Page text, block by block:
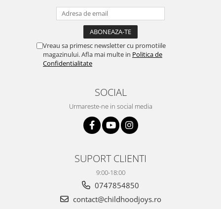
Vreau sa primesc newsletter cu promotiile
magazinului. Afla mai multe in Politica de
Confidentialitate
SOCIAL
Urmareste-ne in social media
SUPORT CLIENTI
9:00-18:00
0747854850
contact@childhoodjoys.ro